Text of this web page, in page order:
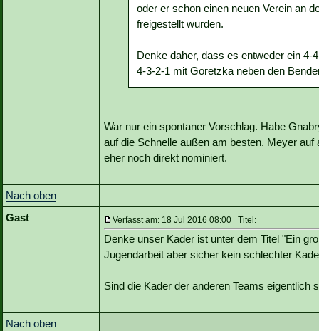
oder er schon einen neuen Verein an
freigestellt wurden.
Denke daher, dass es entweder ein 4-
4-3-2-1 mit Goretzka neben den
War nur ein spontaner Vorschlag. Habe
auf die Schnelle außen am besten. Meyer
eher noch direkt nominiert.
Nach oben
Gast
Verfasst am: 18 Jul 2016 08:00 Titel:
Denke unser Kader ist unter dem Titel "Ein
Jugendarbeit aber sicher kein schlechter
Sind die Kader der anderen Teams eigentlich
Nach oben